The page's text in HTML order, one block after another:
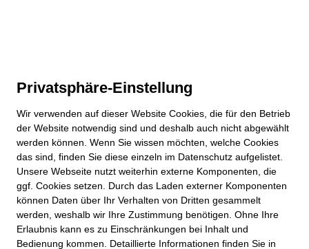
Privatsphäre-Einstellung
Wir verwenden auf dieser Website Cookies, die für den Betrieb
der Website notwendig sind und deshalb auch nicht abgewählt
werden können. Wenn Sie wissen möchten, welche Cookies
das sind, finden Sie diese einzeln im Datenschutz aufgelistet.
Unsere Webseite nutzt weiterhin externe Komponenten, die
ggf. Cookies setzen. Durch das Laden externer Komponenten
können Daten über Ihr Verhalten von Dritten gesammelt
werden, weshalb wir Ihre Zustimmung benötigen. Ohne Ihre
Erlaubnis kann es zu Einschränkungen bei Inhalt und
Bedienung kommen. Detaillierte Informationen finden Sie in